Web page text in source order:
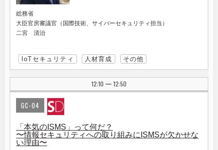
総務省
大臣官房審議官（国際技術、サイバーセキュリティ担当）
二宮 清治
IoTセキュリティ 人材育成 その他
12:10 | 12:50
GC-04
「本気のISMS」って何だ？
〜情報セキュリティへの取り組みにISMSが欠かせな
い理由〜